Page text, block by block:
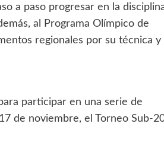
a paso progresar en la
al Programa Olímpico de
regionales por su técnica y
participar en una serie de
de noviembre, el Torneo Sub-